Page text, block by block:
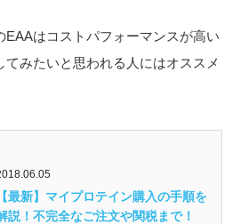
EAAはコストパフォーマンスが高い
みたいと思われる人にはオススメ
【最新】マイプロテイン購入の手順を
説！不完全なご注文や関税まで！